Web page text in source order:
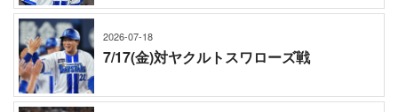
2026-07-18
7/17(金)対ヤクルトスワローズ戦